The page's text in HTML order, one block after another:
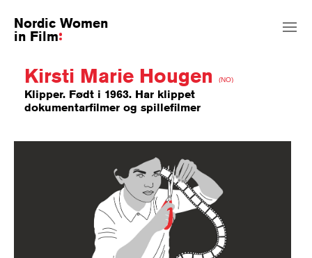
Nordic Women
in Film
Kirsti Marie Hougen (NO)
Klipper. Født i 1963. Har klippet
dokumentarfilmer og spillefilmer